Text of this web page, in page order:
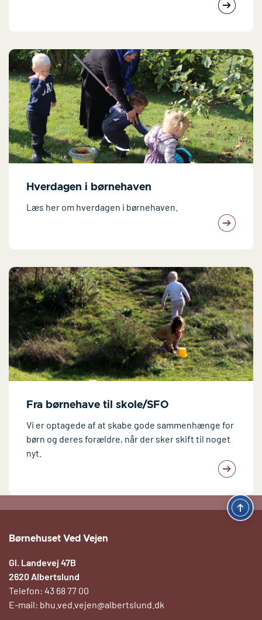
Hverdagen i børnehaven
Læs her om hverdagen i børnehaven.
Fra børnehave til skole/SFO
Vi er optagede af at skabe gode sammenhænge for
børn og deres forældre, når der sker skift til noget
nyt.
Børnehuset Ved Vejen
Gl. Landevej 47B
2620 Albertslund
Telefon: 43 68 77 00
E-mail: bhu.ved.vejen@albertslund.dk